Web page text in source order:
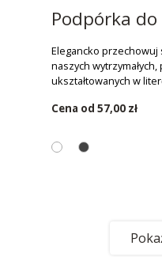
Podpórka
Elegancko przechowuj
naszych
ukształtowanych w
Cena od 57,00 zł